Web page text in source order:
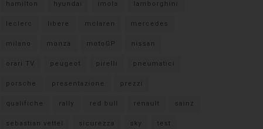
hamilton hyundai imola lamborghini
leclerc libere mclaren mercedes
milano monza motoGP nissan
orari TV peugeot pirelli pneumatici
porsche presentazione prezzi
qualifiche rally red bull renault sainz
sebastian vettel sicurezza sky test